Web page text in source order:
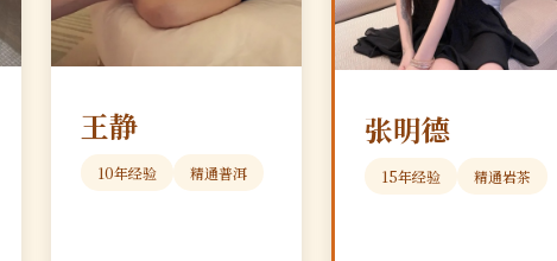
王静
10年经验 精通普洱
张明德
15年经验 精通岩茶